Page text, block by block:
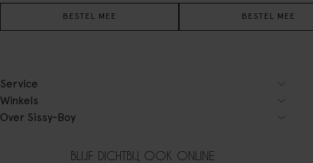
BESTEL MEE BESTEL MEE
Service
Winkels
Over Sissy-Boy
BLIJF DICHTBIJ, OOK ONLINE